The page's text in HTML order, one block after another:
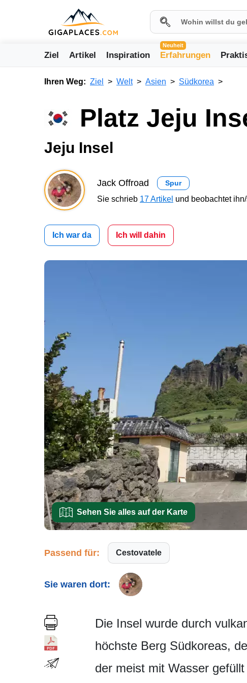
Ziel Artikel Inspiration
Neuheit
Erfahrungen
Ihren Weg: Ziel Welt Asien Südkorea
Platz Jeju
Jeju Insel
Jack Offroad Spur
Sie schrieb 17 Artikel und beobachtet
Ich war da Ich will dahin
Sehen Sie alles auf der Karte
Passend für: Cestovatele
Sie waren dort:
Die Insel wurde durch
höchste Berg Südkoreas,
der meist mit Wasser gefüllt